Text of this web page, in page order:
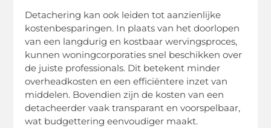
Detachering kan ook leiden tot aanzienlijke
kostenbesparingen. In plaats van het doorlopen
van een langdurig en kostbaar wervingsproces,
kunnen woningcorporaties snel beschikken over
de juiste professionals. Dit betekent minder
overheadkosten en een efficiëntere inzet van
middelen. Bovendien zijn de kosten van een
detacheerder vaak transparant en voorspelbaar,
wat budgettering eenvoudiger maakt.